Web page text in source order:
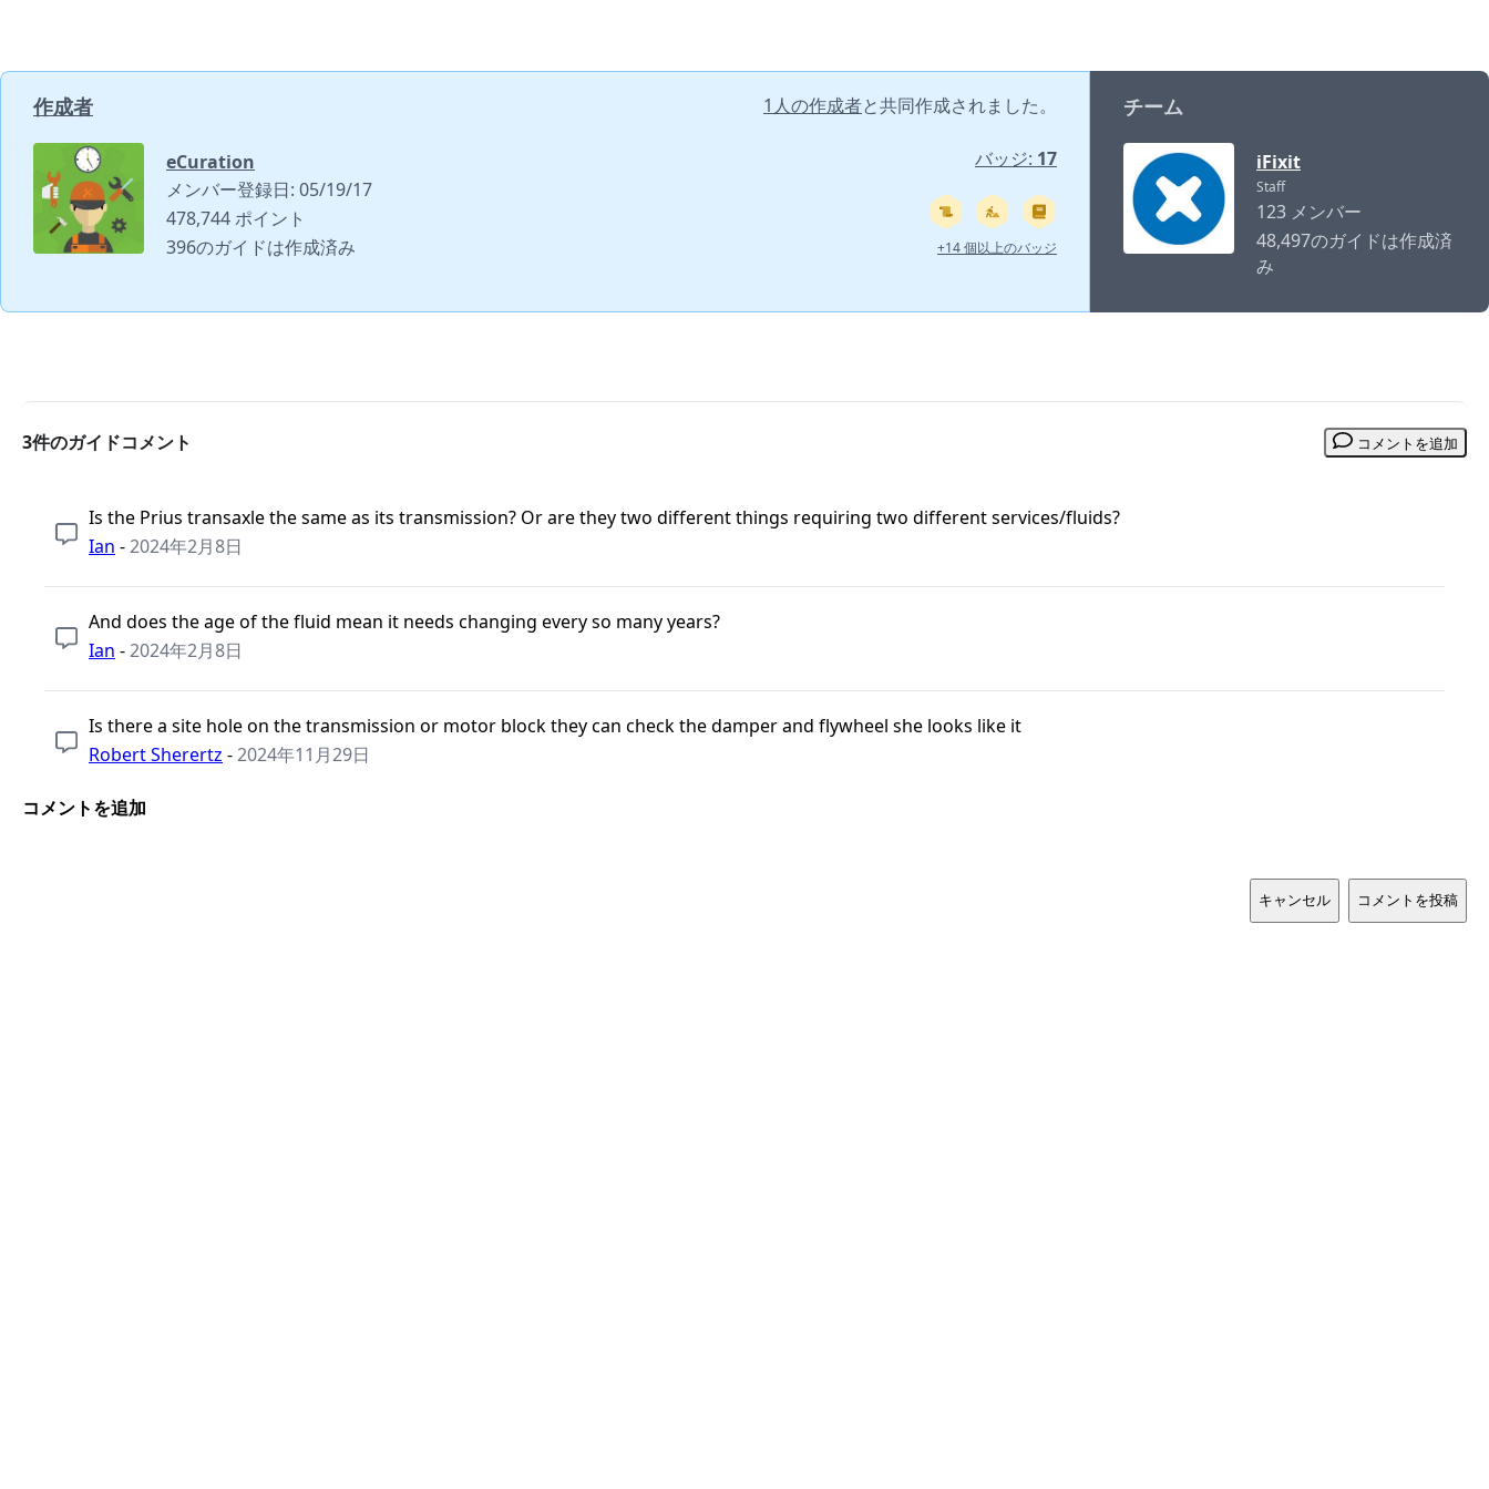
作成者 1人の作成者と共同作成されました。
eCuration
メンバー登録日: 05/19/17
478,744 ポイント
396のガイドは作成済み
バッジ: 17
+14 個以上のバッジ
チーム
iFixit
Staff
123 メンバー
48,497のガイドは作成済
み
3件のガイドコメント コメントを追加
Is the Prius transaxle the same as its transmission? Or are they two different things requiring two different services/fluids?
Ian -2024年2月8日
And does the age of the fluid mean it needs changing every so many years?
Ian -2024年2月8日
Is there a site hole on the transmission or motor block they can check the damper and flywheel she looks like it
Robert Sherertz -2024年11月29日
コメントを追加
キャンセル コメントを投稿